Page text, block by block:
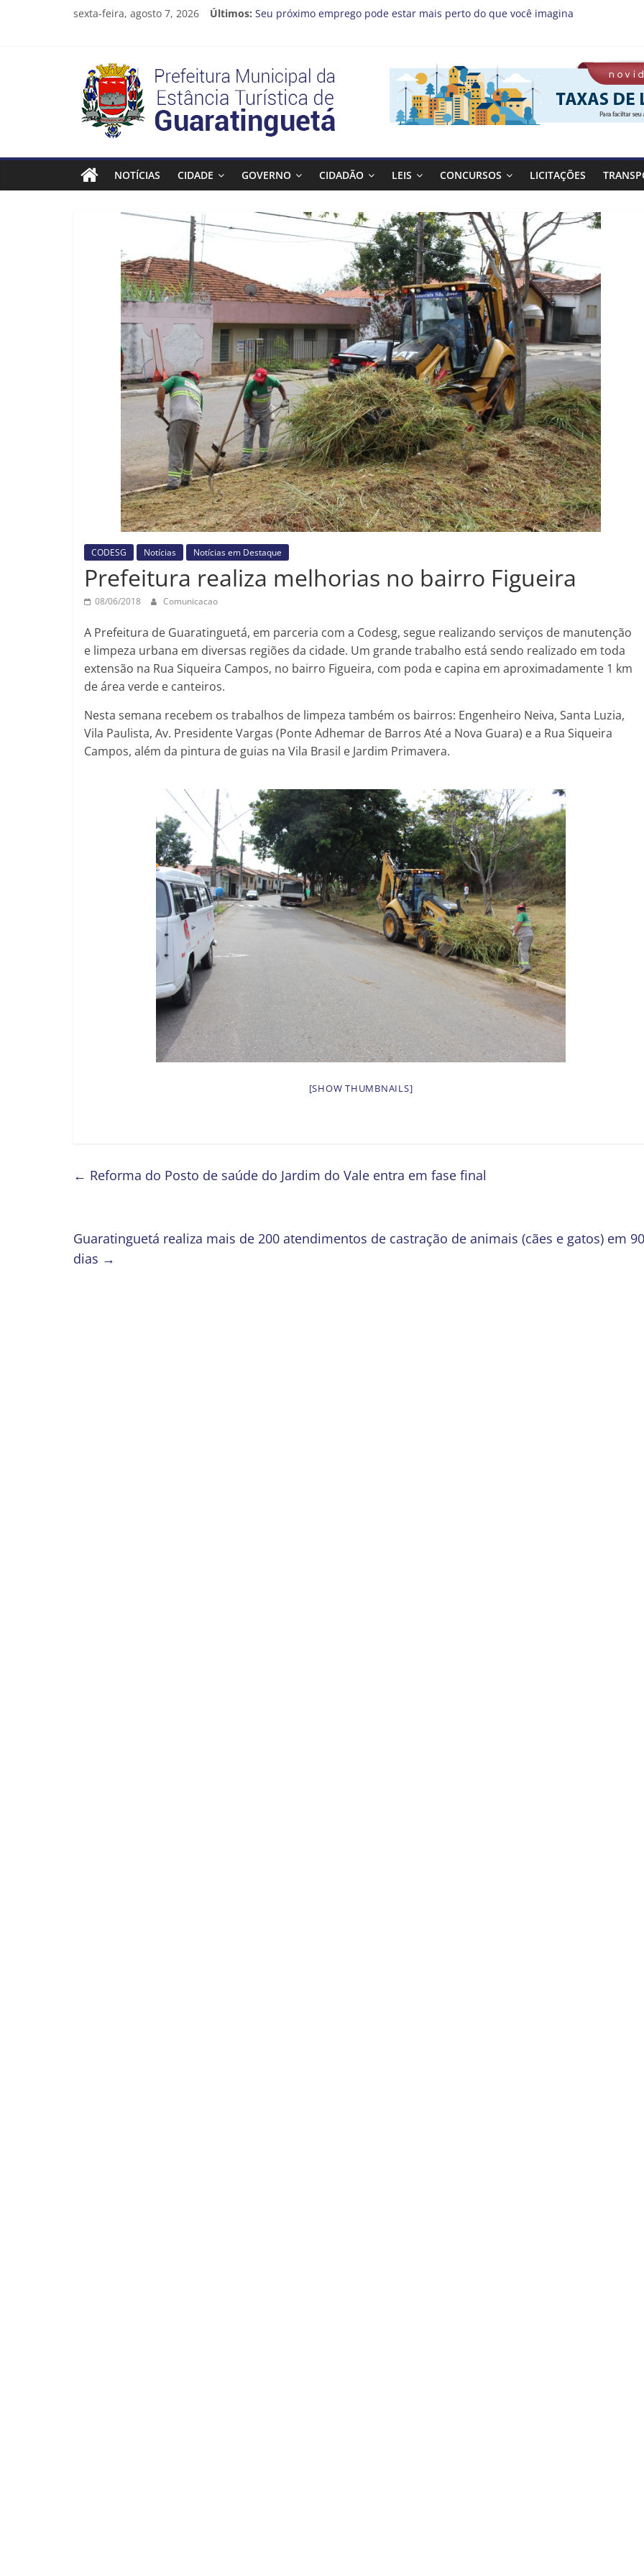
sexta-feira, agosto 7, 2026 Últimos: Seu próximo emprego pode estar mais perto do que você imagina
A Operação Cata Bagulho atenderá o seguinte bairro neste sábado, (08)
Prefeitura de Guaratinguetá orienta população sobre previsão de ventos fortes
Prefeitura
Estância
Turística
Guaratinguetá
Guaratinguetá
NOTÍCIAS CIDADE GOVERNO CIDADÃO LEIS CONCURSOS LICITAÇÕES
CODESG Notícias Notícias em Destaque
Prefeitura realiza melhorias no bairro Figueira
08/06/2018 Comunicacao
A Prefeitura de Guaratinguetá, em parceria com a Codesg, segue realizando serviços de manutenção
e limpeza urbana em diversas regiões da cidade. Um grande trabalho está sendo realizado em toda
extensão na Rua Siqueira Campos, no bairro Figueira, com poda e capina em aproximadamente 1 km
de área verde e canteiros.
Nesta semana recebem os trabalhos de limpeza também os bairros: Engenheiro Neiva, Santa Luzia,
Vila Paulista, Av. Presidente Vargas (Ponte Adhemar de Barros Até a Nova Guara) e a Rua Siqueira
Campos, além da pintura de guias na Vila Brasil e Jardim Primavera.
[SHOW THUMBNAILS]
← Reforma do Posto de saúde do Jardim do Vale entra em fase final
Guaratinguetá realiza mais de 200 atendimentos de castração de animais (cães e gatos) em 90
dias →